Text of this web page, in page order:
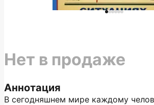
Аннотация
В сегодняшнем мире каждому
Нет в продаже